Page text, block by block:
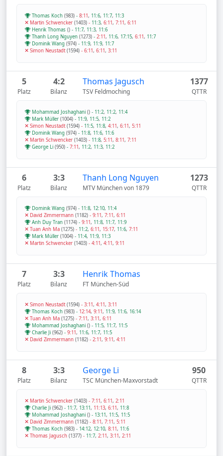
Thomas Koch (983) - 8:11, 11:6, 11:7, 11:3
Martin Schwencker (1403) - 11:3, 6:11, 7:11, 6:11
Henrik Thomas () - 11:7, 11:3, 11:6
Thanh Long Nguyen (1273) - 2:11, 11:6, 17:15, 6:11, 11:7
Dominik Wang (974) - 11:9, 11:9, 11:7
Simon Neustadt(1594) - 6:11, 6:11, 3:11
5
Platz
4:2
Bilanz
Thomas Jagusch
TSV Feldmoching
1377
QTTR
Mohammad Joshaghani () - 11:2, 11:2, 11:4
Mark Müller (1004) - 11:9, 11:5, 11:2
Simon Neustadt(1594) - 11:5, 11:8, 4:11, 6:11, 5:11
Dominik Wang (974) - 11:8, 11:6, 11:6
Martin Schwencker (1403) - 11:8, 5:11, 8:11, 7:11
George Li (950) - 7:11, 11:2, 11:3, 11:2
6
Platz
3:3
Bilanz
Thanh Long Nguyen
MTV München von 1879
1273
QTTR
Dominik Wang (974) - 11:8, 12:10, 11:4
David Zimmermann (1182) - 9:11, 7:11, 6:11
Anh Duy Tran (1174) - 9:11, 11:8, 11:7, 11:9
Tuan Anh Ma (1275) - 11:2, 6:11, 15:17, 11:6, 7:11
Mark Müller (1004) - 11:4, 11:9, 11:3
Martin Schwencker (1403) - 4:11, 4:11, 9:11
7
Platz
3:3
Bilanz
Henrik Thomas
FT München-Süd
Simon Neustadt(1594) - 3:11, 4:11, 3:11
Thomas Koch (983) - 12:14, 9:11, 11:9, 11:6, 16:14
Tuan Anh Ma (1275) - 7:11, 3:11, 6:11
Mohammad Joshaghani () - 11:5, 11:7, 11:5
Charlie Ji (962) - 9:11, 11:6, 11:7, 11:5
David Zimmermann (1182) - 2:11, 9:11, 4:11
8
Platz
3:3
Bilanz
George Li
TSC München-Maxvorstadt
950
QTTR
Martin Schwencker (1403) - 7:11, 6:11, 2:11
Charlie Ji (962) - 11:7, 13:11, 11:13, 6:11, 11:8
Mohammad Joshaghani () - 13:11, 11:5, 11:5
David Zimmermann (1182) - 8:11, 7:11, 5:11
Thomas Koch (983) - 14:12, 12:10, 8:11, 11:6
Thomas Jagusch (1377) - 11:7, 2:11, 3:11, 2:11